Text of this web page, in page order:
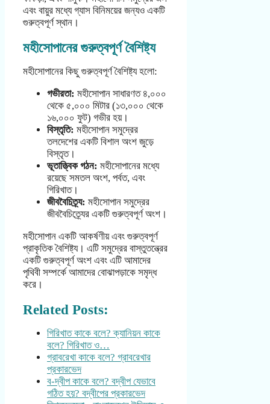
এবং বায়ুর মধ্যে গ্যাস বিনিময়ের জন্যও একটি
গুরুত্বপূর্ণ স্থান।
মহীসোপানের গুরুত্বপূর্ণ বৈশিষ্ট্য
মহীসোপানের কিছু গুরুত্বপূর্ণ বৈশিষ্ট্য হলো:
গভীরতা: মহীসোপান সাধারণত ৪,০০০
থেকে ৫,০০০ মিটার (১৩,০০০ থেকে
১৬,০০০ ফুট) গভীর হয়।
বিস্তৃতি: মহীসোপান সমুদ্রের
তলদেশের একটি বিশাল অংশ জুড়ে
বিস্তৃত।
ভূতাত্ত্বিক গঠন: মহীসোপানের মধ্যে
রয়েছে সমতল অংশ, পর্বত, এবং
গিরিখাত।
জীববৈচিত্র্য: মহীসোপান সমুদ্রের
জীববৈচিত্র্যের একটি গুরুত্বপূর্ণ অংশ।
মহীসোপান একটি আকর্ষণীয় এবং গুরুত্বপূর্ণ
প্রাকৃতিক বৈশিষ্ট্য। এটি সমুদ্রের বাস্তুতন্ত্রের
একটি গুরুত্বপূর্ণ অংশ এবং এটি আমাদের
পৃথিবী সম্পর্কে আমাদের বোঝাপড়াকে সমৃদ্ধ
করে।
Related Posts:
গিরিখাত কাকে বলে? ক্যানিয়ন কাকে
বলে? গিরিখাত ও…
গ্রাবরেখা কাকে বলে? গ্রাবরেখার
প্রকারভেদ
ব-দ্বীপ কাকে বলে? বদ্বীপ যেভাবে
গঠিত হয়? বদ্বীপের প্রকারভেদ